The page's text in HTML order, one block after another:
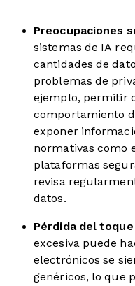
Preocupaciones
sistemas de IA
cantidades de
problemas de
ejemplo, permitir
comportamiento
exponer
normativas como
plataformas
revisa
datos.
Pérdida del toque
excesiva puede
electrónicos se
genéricos, lo que